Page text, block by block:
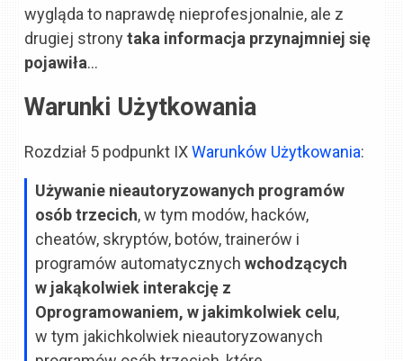
wygląda to naprawdę nieprofesjonalnie, ale z
drugiej stronytaka informacja przynajmniej się
pojawiła…
Warunki Użytkowania
Rozdział 5 podpunkt IXWarunków Użytkowania:
Używanie nieautoryzowanych programów
osób trzecich, w tym modów, hacków,
cheatów, skryptów, botów, trainerów i
programów automatycznychwchodzących
w jakąkolwiek interakcję z
Oprogramowaniem, w jakimkolwiek celu,
w tym jakichkolwiek nieautoryzowanych